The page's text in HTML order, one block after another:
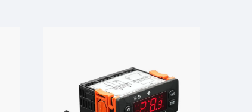
Θερμοκρασίας για Διάφορες